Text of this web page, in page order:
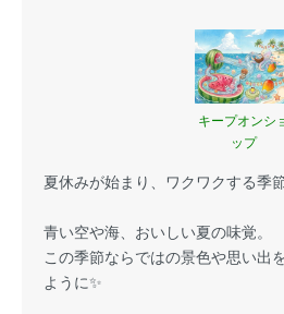
キープオンシ
ップ
夏休みが始まり、ワクワクする季
青い空や海、おいしい夏の味覚。
この季節ならではの景色や思い出
ように✨